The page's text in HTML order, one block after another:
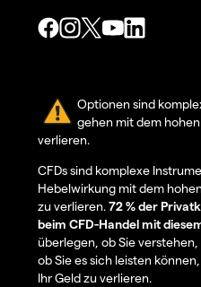
Optionen sind
gehen mit dem
verlieren.
CFDs sind komplexe
Hebelwirkung mit dem
zu verlieren.72 % der
beim CFD-Handel mit
überlegen, ob Sie
ob Sie es sich leisten
Ihr Geld zu verlieren.